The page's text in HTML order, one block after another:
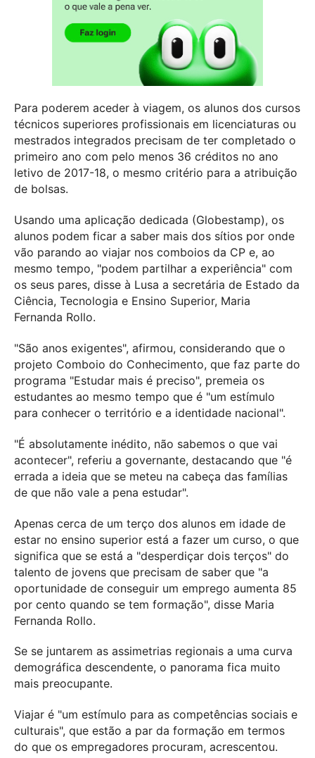
Para poderem aceder à viagem, os alunos dos cursos
técnicos superiores profissionais em licenciaturas ou
mestrados integrados precisam de ter completado o
primeiro ano com pelo menos 36 créditos no ano
letivo de 2017-18, o mesmo critério para a atribuição
de bolsas.
Usando uma aplicação dedicada (Globestamp), os
alunos podem ficar a saber mais dos sítios por onde
vão parando ao viajar nos comboios da CP e, ao
mesmo tempo, "podem partilhar a experiência" com
os seus pares, disse à Lusa a secretária de Estado da
Ciência, Tecnologia e Ensino Superior, Maria
Fernanda Rollo.
"São anos exigentes", afirmou, considerando que o
projeto Comboio do Conhecimento, que faz parte do
programa "Estudar mais é preciso", premeia os
estudantes ao mesmo tempo que é "um estímulo
para conhecer o território e a identidade nacional".
"É absolutamente inédito, não sabemos o que vai
acontecer", referiu a governante, destacando que "é
errada a ideia que se meteu na cabeça das famílias
de que não vale a pena estudar".
Apenas cerca de um terço dos alunos em idade de
estar no ensino superior está a fazer um curso, o que
significa que se está a "desperdiçar dois terços" do
talento de jovens que precisam de saber que "a
oportunidade de conseguir um emprego aumenta 85
por cento quando se tem formação", disse Maria
Fernanda Rollo.
Se se juntarem as assimetrias regionais a uma curva
demográfica descendente, o panorama fica muito
mais preocupante.
Viajar é "um estímulo para as competências sociais e
culturais", que estão a par da formação em termos
do que os empregadores procuram, acrescentou.